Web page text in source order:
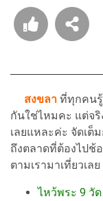
สงขลา ที่ทุกคนรู้
กันใช่ไหมคะ แต่จริ
เลยแหละค่ะ จัดเต็
ถึงตลาดที่ต้องไปช้
ตามเรามาเที่ยวเล
ไหว้พระ 9 วั